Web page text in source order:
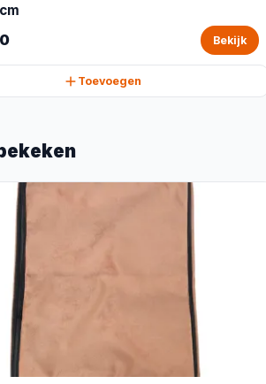
Bekijk
Toevoegen